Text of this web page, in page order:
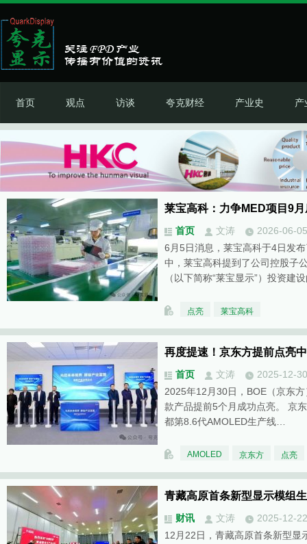
首页 观点 访谈 夸克财经 产业史 产
莱宝高科：力争MED项目9
首页 文涛
2026-06-05
6月5日消息，莱宝高科于4日发
中，莱宝高科提到了公司控股
（以下简称“莱宝显示”）投资建
点亮 莱宝高科
再度提速！京东方提前点亮
首页 文涛
2025-12-30
2025年12月30日，BOE（京东
款产品提前5个月成功点亮。 京
都第8.6代AMOLED生产线…
AMOLED 京东方 点亮
青藏高原首条新型显示模组
财讯 文涛
2025-12-22
12月22日，青藏高原首条新型显